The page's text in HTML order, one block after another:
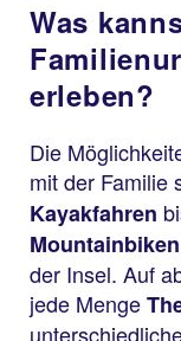
Was
erleben?
Die
mit der Familie
Kayakfahren
Mountainbiken
der Insel. Auf
jede Menge